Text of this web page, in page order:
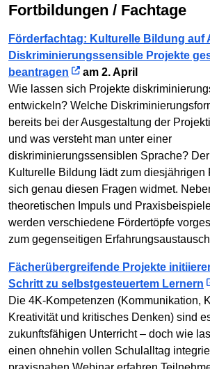
Fortbildungen / Fachtage
Förderfachtag: Kulturelle Bildung auf
Diskriminierungssensible Projekte
beantragen
am 2. April
Wie lassen sich Projekte
entwickeln? Welche
bereits bei der Ausgestaltung der
und was versteht man unter einer
diskriminierungssensiblen Sprache?
Kulturelle Bildung lädt zum diesjährigen
sich genau diesen Fragen widmet.
theoretischen Impuls und
werden verschiedene Fördertöpfe
zum gegenseitigen
Fächerübergreifende Projekte
Schritt zu selbstgesteuertem Lernern
Die 4K-Kompetenzen (Kommunikation,
Kreativität und kritisches Denken) sind
zukunftsfähigen Unterricht – doch wie
einen ohnehin vollen Schulalltag